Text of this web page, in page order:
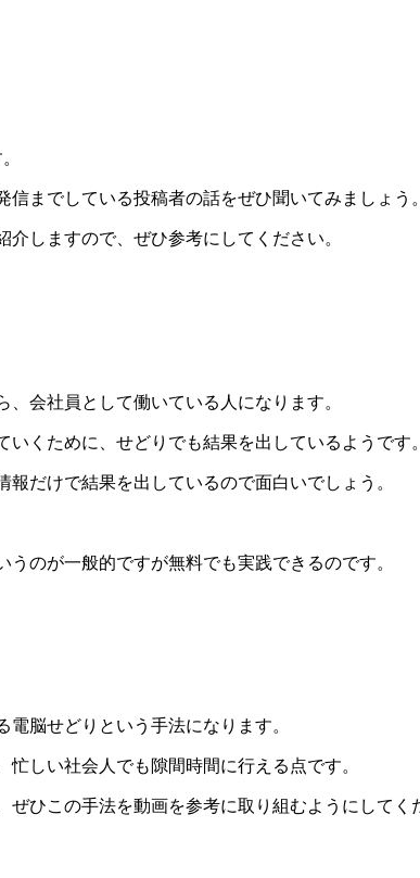
までしている投稿者の話をぜひ聞いてみましょう。
しますので、ぜひ参考にしてください。
会社員として働いている人になります。
くために、せどりでも結果を出しているようです。
だけで結果を出しているので面白いでしょう。
のが一般的ですが無料でも実践できるのです。
脳せどりという手法になります。
しい社会人でも隙間時間に行える点です。
ひこの手法を動画を参考に取り組むようにしてく